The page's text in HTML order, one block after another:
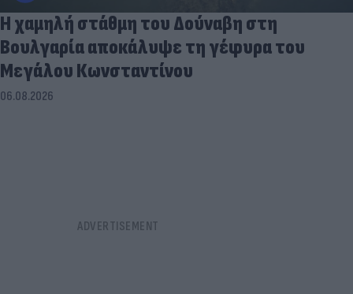
Η χαμηλή στάθμη του Δούναβη στη
Βουλγαρία αποκάλυψε τη γέφυρα του
Μεγάλου Κωνσταντίνου
06.08.2026